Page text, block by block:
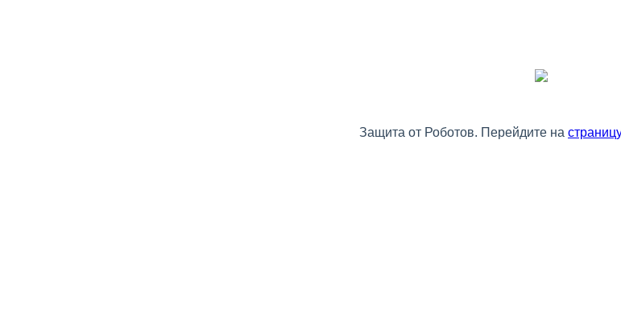
Защита от Роботов. Перейдите на